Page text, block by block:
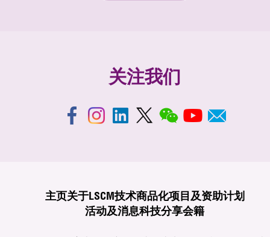
关注我们
主页关于LSCM技术商品化项目及资助计划
活动及消息科技分享会籍